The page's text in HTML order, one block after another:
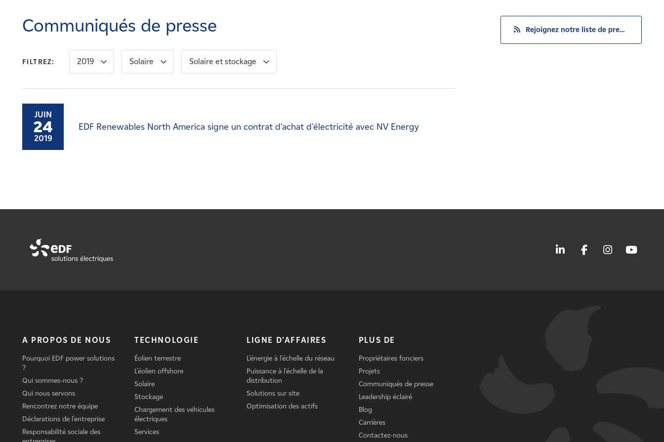
Nouvelles
Contactez-nous
Communiqués de presse
FILTREZ: 2019 Solaire Solaire et stockage
JUIN
24
2019
EDF Renewables North America signe un contrat d'achat d'électricité avec NV Energy
Rejoignez notre liste de presse
A PROPOS DE NOUS
Pourquoi EDF power solutions
?
Qui sommes-nous ?
Qui nous servons
Rencontrez notre équipe
Déclarations de l'entreprise
Responsabilité sociale des
TECHNOLOGIE
Éolien terrestre
L'éolien offshore
Solaire
Stockage
Chargement des véhicules
électriques
Services
LIGNE D'AFFAIRES
L'énergie à l'échelle du réseau
Puissance à l'échelle de la
distribution
Solutions sur site
Optimisation des actifs
PLUS DE
Propriétaires fonciers
Projets
Communiqués de presse
Leadership éclairé
Blog
Carrières
Contactez-nous